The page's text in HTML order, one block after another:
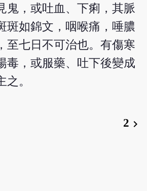
鬼，或吐血、下痢，其脈
斑如錦文，咽喉痛，唾膿
至七日不可治也。有傷寒
毒，或服藥、吐下後變成
之。
2 chevron_right